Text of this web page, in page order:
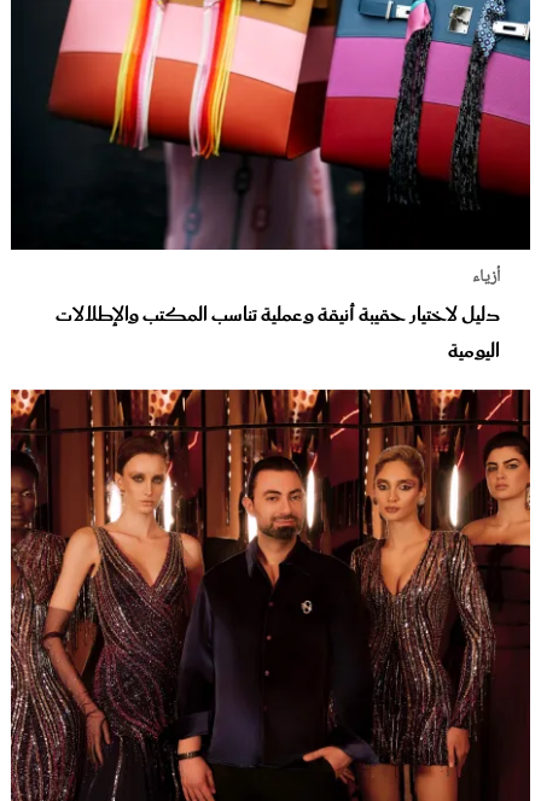
أزياء
دليل لاختيار حقيبة أنيقة وعملية تناسب المكتب والإطلالات
اليومية